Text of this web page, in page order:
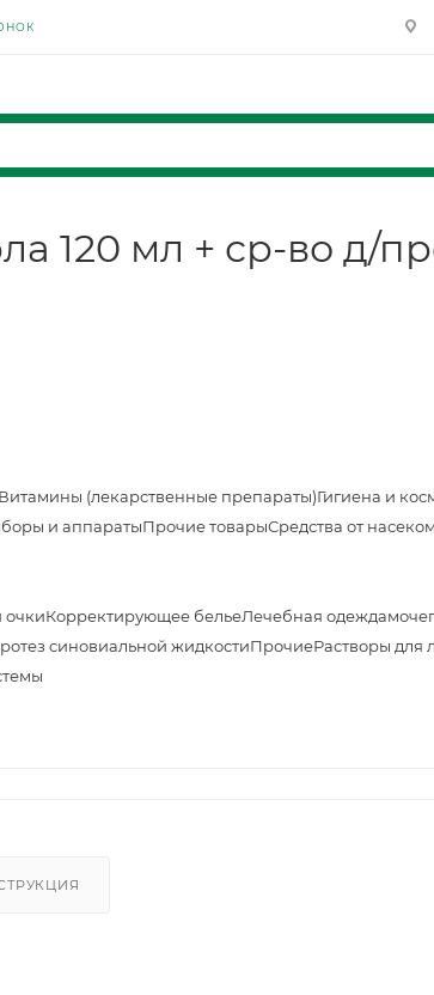
120 мл + ср-во д/
Витамины (лекарственные препараты)Гигиена и
и аппаратыПрочие товарыСредства от
очкиКорректирующее бельеЛечебная одежда
синовиальной жидкостиПрочиеРастворы для